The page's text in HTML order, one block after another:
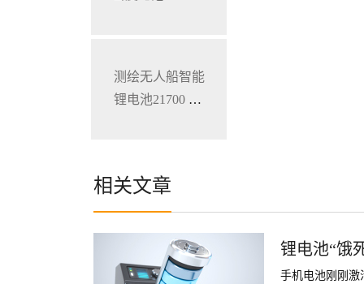
测绘无人船智能
锂电池21700 28.
相关文章
锂电池“饿
手机电池刚刚激